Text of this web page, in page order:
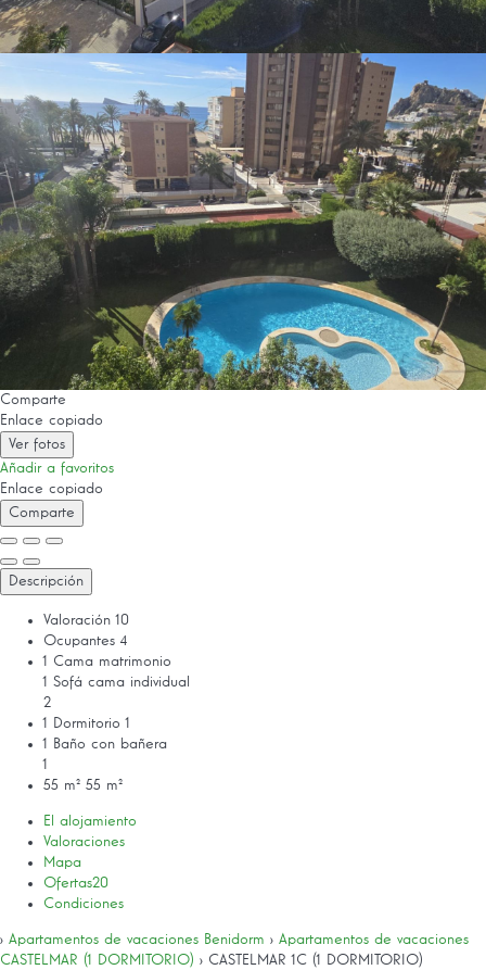
Comparte
Enlace copiado
Ver fotos
Añadir a favoritos
Enlace copiado
Comparte
Descripción
Valoración 10
Ocupantes 4
1 Cama matrimonio
1 Sofá cama individual
2
1 Dormitorio 1
1 Baño con bañera
1
55 m² 55 m²
El alojamiento
Valoraciones
Mapa
Ofertas20
Condiciones
› Apartamentos de vacaciones Benidorm › Apartamentos de vacaciones
CASTELMAR (1 DORMITORIO) › CASTELMAR 1C (1 DORMITORIO)